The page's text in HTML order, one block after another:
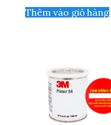
là:
159.000 ₫.
tại
là:
Thêm vào giỏ hàng